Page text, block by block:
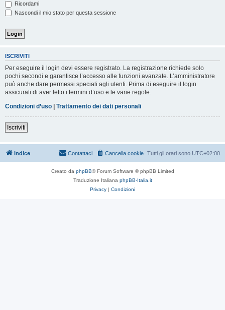
Ricordami
Nascondi il mio stato per questa sessione
ISCRIVITI
Per eseguire il login devi essere registrato. La registrazione richiede solo
pochi secondi e garantisce l’accesso alle funzioni avanzate. L’amministratore
può anche dare permessi speciali agli utenti. Prima di eseguire il login
assicurati di aver letto i termini d’uso e le varie regole.
Condizioni d’uso | Trattamento dei dati personali
Iscriviti
Indice Tutti gli orari sono UTC+02:00
Cancella cookie
Contattaci
Creato da phpBB® Forum Software © phpBB Limited
Traduzione Italiana phpBB-Italia.it
Privacy | Condizioni